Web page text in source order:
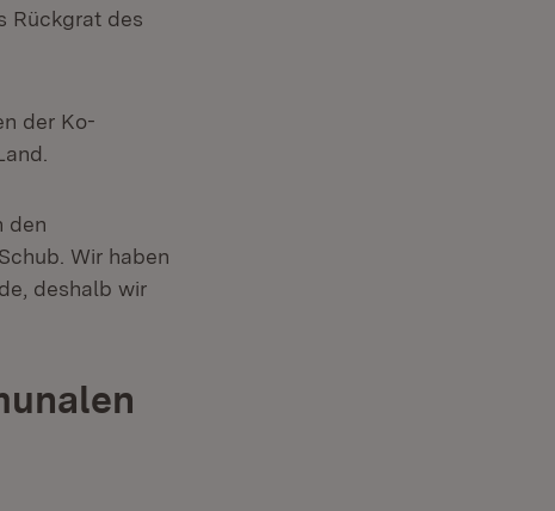
Rückgrat des
Fenster)
der Ko-
den
Wir haben
deshalb wir